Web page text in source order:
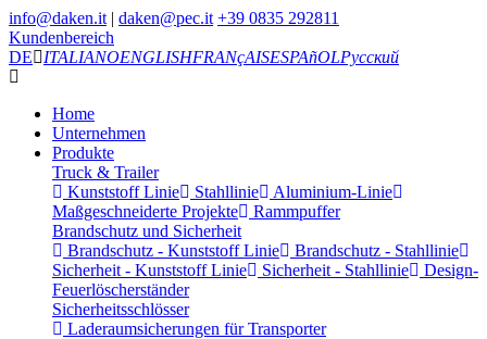
info@daken.it | daken@pec.it +39 0835 292811
Kundenbereich
DE
ITALIANOENGLISHFRANçAISESPAñOLРусский
Home
Unternehmen
Produkte
Truck & Trailer
Kunststoff Linie
Stahllinie
Aluminium-Linie
Maßgeschneiderte Projekte
Rammpuffer
Brandschutz und Sicherheit
Brandschutz - Kunststoff Linie
Brandschutz - Stahllinie
Sicherheit - Kunststoff Linie
Sicherheit - Stahllinie
Design-
Feuerlöscherständer
Sicherheitsschlösser
Laderaumsicherungen für Transporter